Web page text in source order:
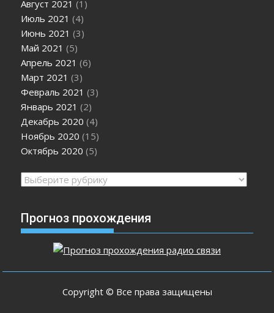
Август 2021 (1)
Июль 2021 (4)
Июнь 2021 (3)
Май 2021 (5)
Апрель 2021 (6)
Март 2021 (3)
Февраль 2021 (3)
Январь 2021 (2)
Декабрь 2020 (4)
Ноябрь 2020 (15)
Октябрь 2020 (5)
Рубрики
Прогноз прохождения
Copyright © Все права защищены